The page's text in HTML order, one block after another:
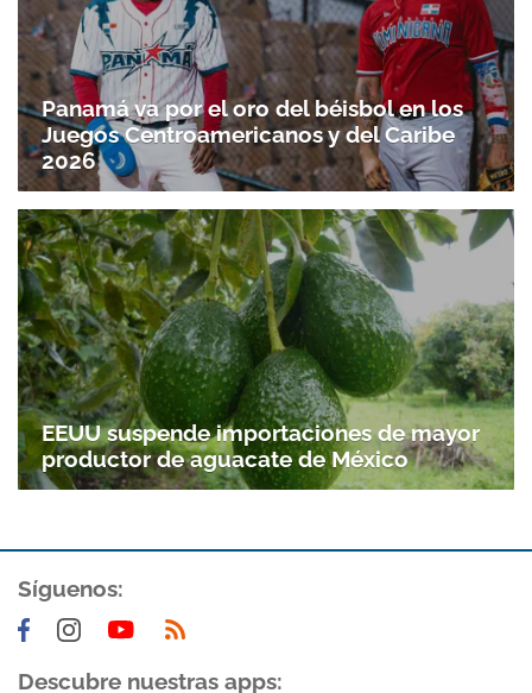
Panamá va por el oro del béisbol en los
Juegos Centroamericanos y del Caribe
2026
EEUU suspende importaciones de mayor
productor de aguacate de México
Síguenos:
Descubre nuestras apps: